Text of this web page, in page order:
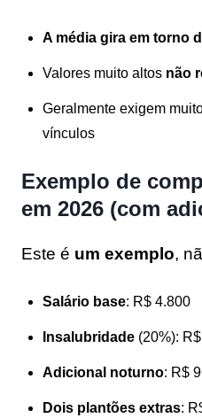
A média gira em torno
Valores muito altos não
Geralmente exigem
vínculos
Exemplo de
em 2026 (com
Este é um exemplo,
Salário base: R$ 4.800
Insalubridade (20%):
Adicional noturno: R$
Dois plantões extras: